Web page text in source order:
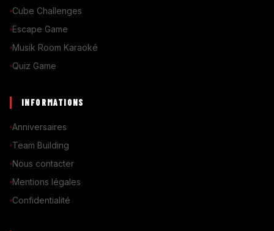
Cube Challenges
Escape Game
Musik Room Karaoké
Quiz Game
INFORMATIONS
Anniversaires
Team Building
Nous contacter
Mentions légales
Confidentialité